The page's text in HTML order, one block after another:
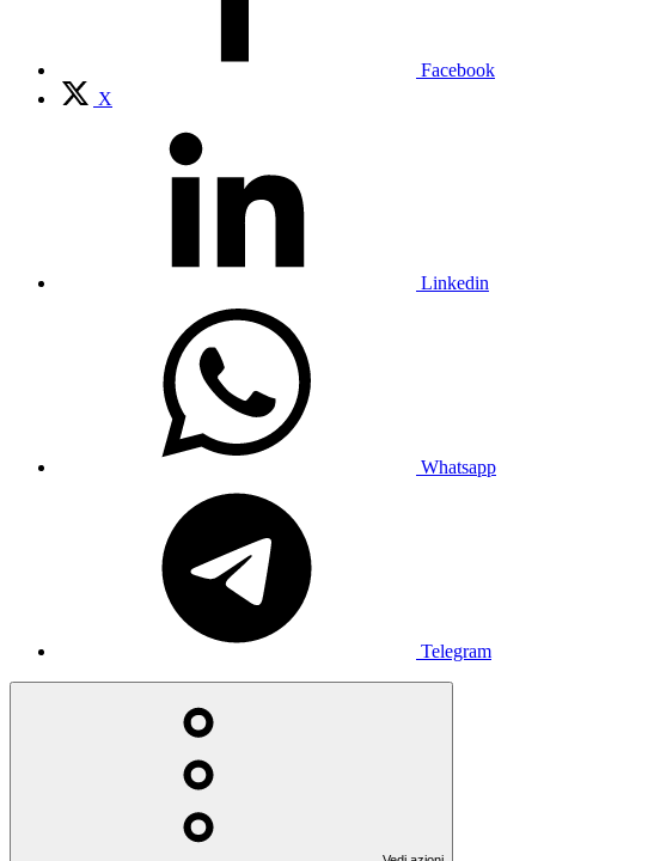
Facebook
X
Linkedin
Whatsapp
Telegram